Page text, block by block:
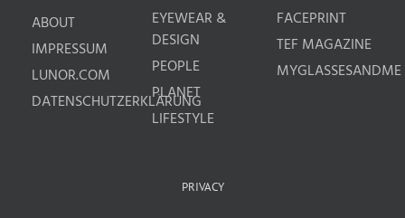
ABOUT
IMPRESSUM
LUNOR.COM
DATENSCHUTZERKLÄRUNG
EYEWEAR &
DESIGN
PEOPLE
PLANET
LIFESTYLE
FACEPRINT
TEF MAGAZINE
MYGLASSESANDME
PRIVACY